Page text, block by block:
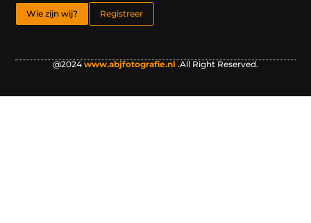
Wie zijn wij? Registreer
@2024www.abjfotografie.nl .All Right Reserved.